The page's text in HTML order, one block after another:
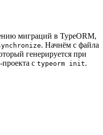
миграций в TypeORM,
. Начнём с файла
генерируется при
с typeorm init.